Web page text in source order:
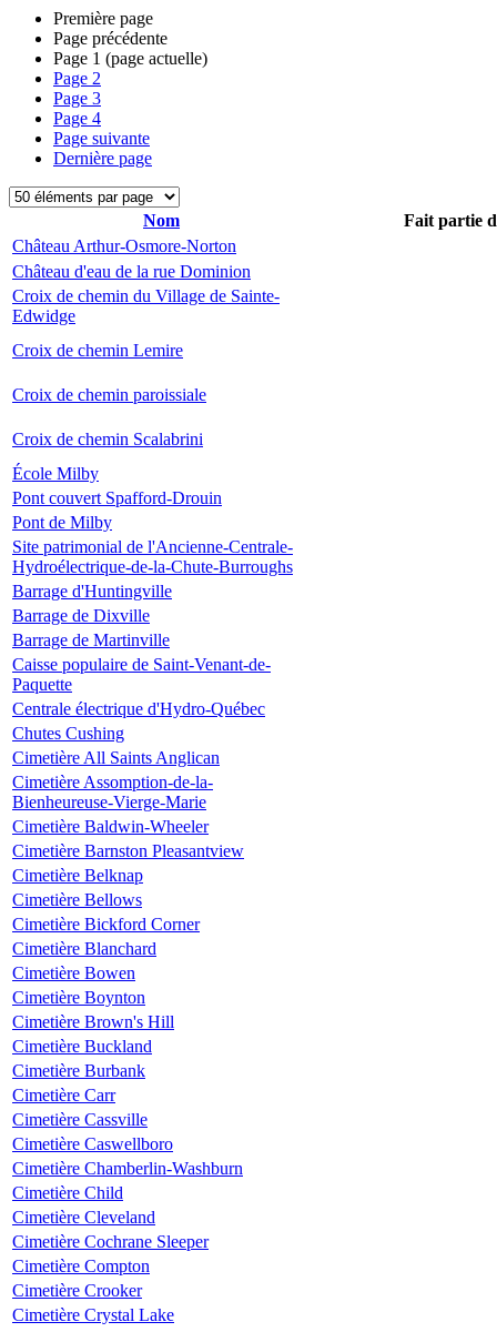
Première page
Page précédente
Page 1 (page actuelle)
Page 2
Page 3
Page 4
Page suivante
Dernière page
Nom
Fait partie
Château Arthur-Osmore-Norton
Château d'eau de la rue Dominion
Croix de chemin du Village de Sainte-
Edwidge
Croix de chemin Lemire
Croix de chemin paroissiale
Croix de chemin Scalabrini
École Milby
Pont couvert Spafford-Drouin
Pont de Milby
Site patrimonial de l'Ancienne-Centrale-
Hydroélectrique-de-la-Chute-Burroughs
Barrage d'Huntingville
Barrage de Dixville
Barrage de Martinville
Caisse populaire de Saint-Venant-de-
Paquette
Centrale électrique d'Hydro-Québec
Chutes Cushing
Cimetière All Saints Anglican
Cimetière Assomption-de-la-
Bienheureuse-Vierge-Marie
Cimetière Baldwin-Wheeler
Cimetière Barnston Pleasantview
Cimetière Belknap
Cimetière Bellows
Cimetière Bickford Corner
Cimetière Blanchard
Cimetière Bowen
Cimetière Boynton
Cimetière Brown's Hill
Cimetière Buckland
Cimetière Burbank
Cimetière Carr
Cimetière Cassville
Cimetière Caswellboro
Cimetière Chamberlin-Washburn
Cimetière Child
Cimetière Cleveland
Cimetière Cochrane Sleeper
Cimetière Compton
Cimetière Crooker
Cimetière Crystal Lake